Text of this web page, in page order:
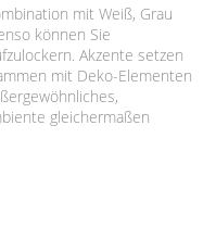
mit Weiß, Grau
können Sie
Akzente setzen
mit Deko-Elementen
gleichermaßen